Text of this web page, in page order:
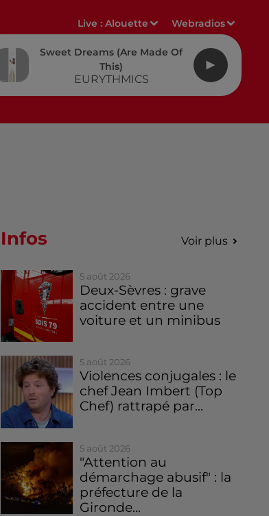
Live :Alouette Webradios
Sweet Dreams (are Made Of
This)
EURYTHMICS
Infos Voir plus
5 août 2026
Deux-Sèvres : grave
accident entre une
voiture et un minibus
5 août 2026
Violences conjugales : le
chef Jean Imbert (Top
Chef) rattrapé par...
5 août 2026
"Attention au
démarchage abusif" : la
préfecture de la
Gironde...